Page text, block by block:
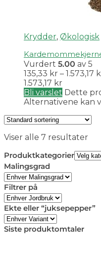
Krydder, Økologisk
Vurdert 5.00 av 5
135,33 kr – 1.573,17
1.573,17 kr
Bli varslet Dette
Alternativene kan
Viser alle 7 resultater
Produktkategorier
Malingsgrad
Filtrer på
Ekte eller “juksepepper”
Siste produktomtaler